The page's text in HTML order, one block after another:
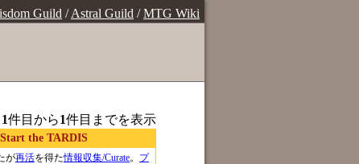
Guild /Astral Guild /MTG Wiki
1件目から1件目までを表示
the TARDIS
が再活を得た情報収集/Curate。 プ